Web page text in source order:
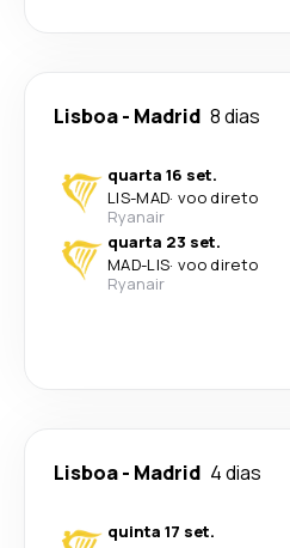
Lisboa- Madrid 8 dias
quarta 16 set.
LIS-MAD· voo direto
Ryanair
quarta 23 set.
MAD-LIS· voo direto
Ryanair
Lisboa- Madrid 4 dias
quinta 17 set.